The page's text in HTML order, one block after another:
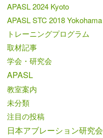
APASL 2024 Kyoto
APASL STC 2018 Yokohama
トレーニングプログラム
取材記事
学会・研究会
APASL
教室案内
未分類
注目の投稿
日本アブレーション研究会